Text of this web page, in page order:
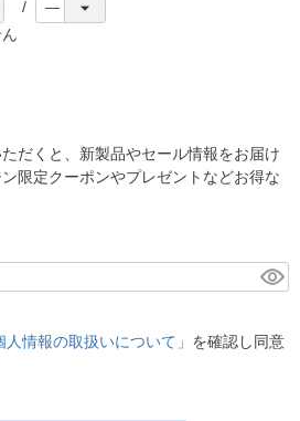
だくと、新製品やセール情報をお届け
限定クーポンやプレゼントなどお得な
人情報の取扱いについて」 を確認し同意